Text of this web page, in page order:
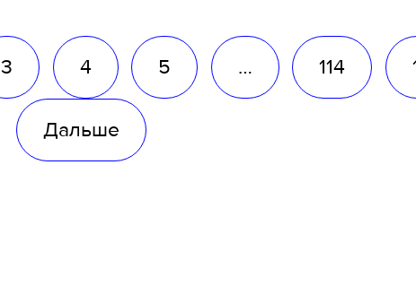
3 4 5 … 114
Дальше